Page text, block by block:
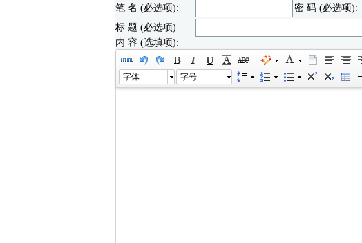
笔 名 (必选项): 密 码 (必选项):
标 题 (必选项):
内 容 (选填项):
字体 字号